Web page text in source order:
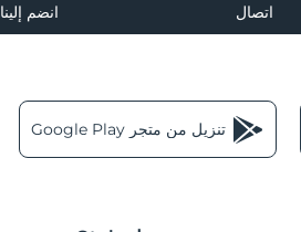
اتصال انضم إلينا
تنزيل من متجر Google Play